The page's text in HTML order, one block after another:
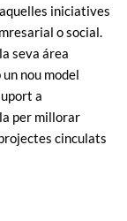
iniciatives
o social.
seva área
nou model
a
per millorar
cinculats